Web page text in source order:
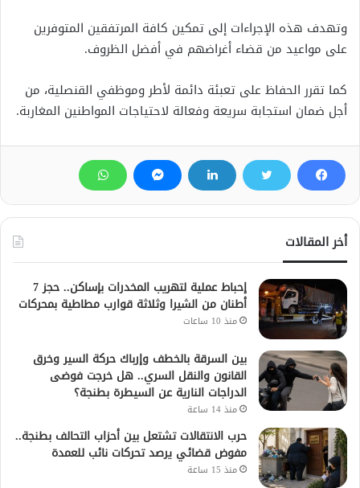
وتهدف هذه الإجراءات إلى تمكين كافة المرتفقين المتوفرين
على مواعيد من قضاء أغراضهم في أفضل الظروف.
كما تقرر الحفاظ على تعبئة دائمة لأطر وموظفي القنصلية، من
أجل ضمان استجابة سريعة وفعالة لاحتياجات المواطنين المغاربة.
أخر المقالات
إحباط عملية لتهريب المخدرات بإساكن.. حجز 7
أطنان من الشيرا وثلاثة قوارب مطاطية بمحركات
منذ 10 ساعات
بين السرقة بالخطف وإرباك حركة السير وخرق
القانون والنقل السري.. هل خرجت فوضى
الدراجات النارية عن السيطرة بطنجة؟
منذ 14 ساعة
حرب الانتقالات تشتعل بين أحزاب التحالف بطنجة..
مفوض قضائي يرصد تحركات نائب للعمدة
منذ 15 ساعة